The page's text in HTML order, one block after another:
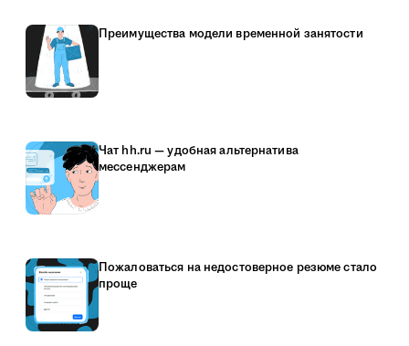
Преимущества модели временной занятости
Чат hh.ru — удобная альтернатива
мессенджерам
Пожаловаться на недостоверное резюме стало
проще